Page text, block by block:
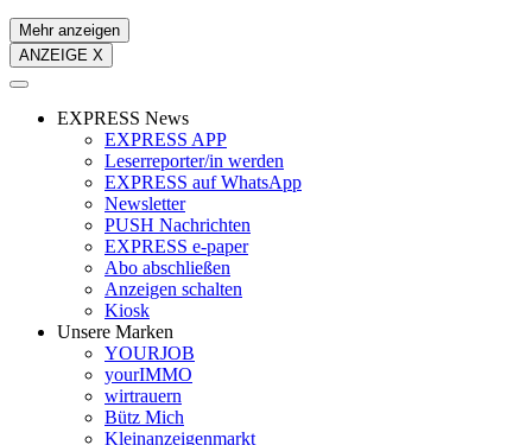
Mehr anzeigen
ANZEIGE X
EXPRESS News
EXPRESS APP
Leserreporter/in werden
EXPRESS auf WhatsApp
Newsletter
PUSH Nachrichten
EXPRESS e-paper
Abo abschließen
Anzeigen schalten
Kiosk
Unsere Marken
YOURJOB
yourIMMO
wirtrauern
Bütz Mich
Kleinanzeigenmarkt